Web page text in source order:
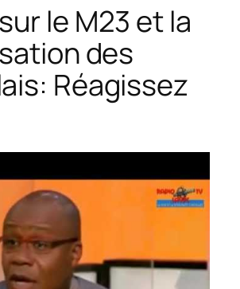
le M23 et la
des
Réagissez